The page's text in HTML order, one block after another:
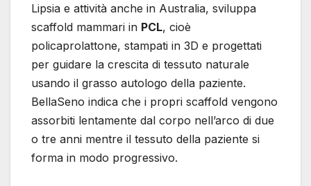
Lipsia e attività anche in Australia, sviluppa
scaffold mammari in PCL, cioè
policaprolattone, stampati in 3D e progettati
per guidare la crescita di tessuto naturale
usando il grasso autologo della paziente.
BellaSeno indica che i propri scaffold vengono
assorbiti lentamente dal corpo nell’arco di due
o tre anni mentre il tessuto della paziente si
forma in modo progressivo.